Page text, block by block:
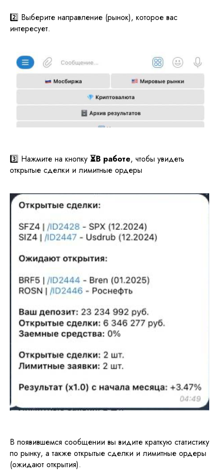
2️⃣ Выберите направление (рынок), которое вас
интересует.
3️⃣ Нажмите на кнопку ⏳В работе, чтобы увидеть
открытые сделки и лимитные ордеры
В появившемся сообщении вы видите краткую статистику
по рынку, а также открытые сделки и лимитные ордеры
(ожидают открытия).